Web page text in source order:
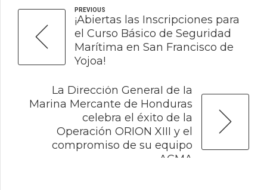
PREVIOUS
¡Abiertas las Inscripciones para
el Curso Básico de Seguridad
Marítima en San Francisco de
Yojoa!
La Dirección General de la
Marina Mercante de Honduras
celebra el éxito de la
Operación ORION XIII y el
compromiso de su equipo
ACMA